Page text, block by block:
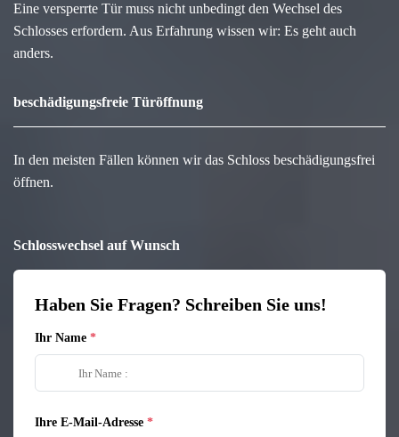
Eine versperrte Tür muss nicht unbedingt den Wechsel des
Schlosses erfordern. Aus Erfahrung wissen wir: Es geht auch
anders.
beschädigungsfreie Türöffnung
In den meisten Fällen können wir das Schloss beschädigungsfrei
öffnen.
Schlosswechsel auf Wunsch
Haben Sie Fragen? Schreiben Sie uns!
Ihr Name
Ihre E-Mail-Adresse